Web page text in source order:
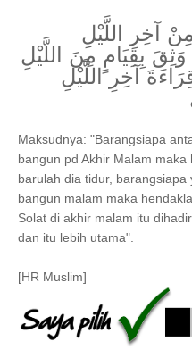
آخِرِ اللَّيْلِ
بِقِيَامٍ مِنَ اللَّيْلِ
آخِرِ اللَّيْلِ
Maksudnya: "Barangsiapa
bangun pd Akhir Malam
barulah dia tidur,
bangun malam maka
Solat di akhir malam itu
dan itu lebih utama".
[HR Muslim]